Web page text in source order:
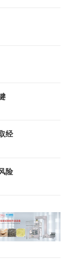
经
险